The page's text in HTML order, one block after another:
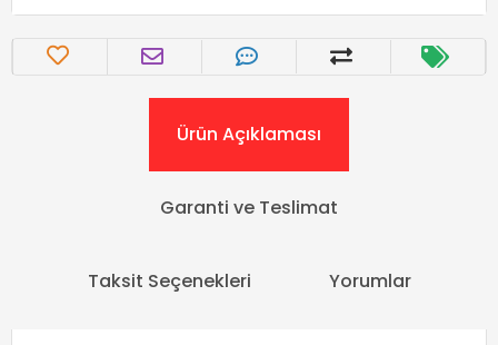
Ürün Açıklaması
Garanti ve Teslimat
Taksit Seçenekleri Yorumlar